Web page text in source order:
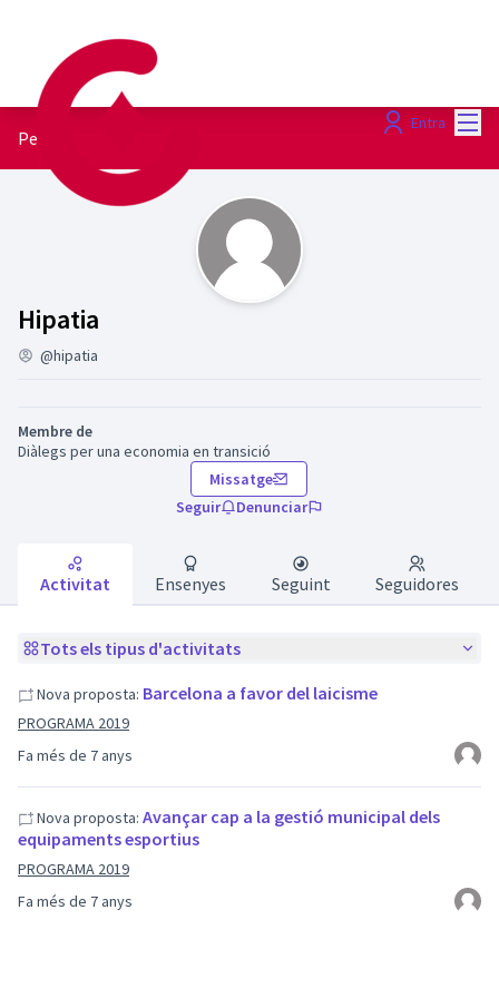
Entra
Perfil
Hipatia
Activitat (Hipatia)
@hipatia
Membre de
Diàlegs per una economia en transició
Missatge
Seguir
Denunciar
Activitat Ensenyes Seguint Seguidores
Tots els tipus d'activitats
Fa més de 7 anys
Nova proposta: Barcelona a favor del laicisme
PROGRAMA 2019
Fa més de 7 anys
Nova proposta: Avançar cap a la gestió municipal dels
equipaments esportius
PROGRAMA 2019